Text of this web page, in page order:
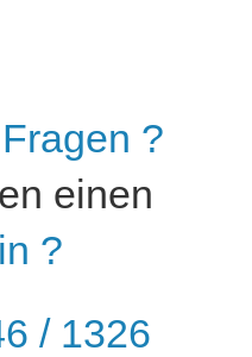
Fragen ?
einen
?
/ 1326